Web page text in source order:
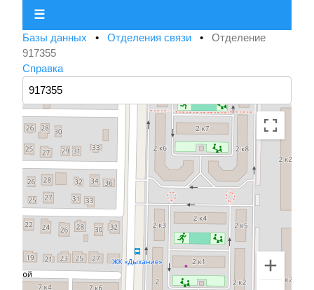
☰
Базы данных • Отделения связи • Отделение
917355
Справка